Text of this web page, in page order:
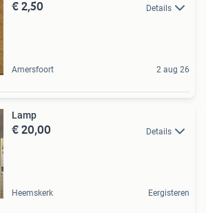
€ 2,50 Details
Amersfoort 2 aug 26
Lamp
€ 20,00 Details
Heemskerk Eergisteren